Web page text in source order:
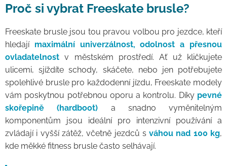
Proč si vybrat Freeskate brusle?
Freeskate brusle jsou tou pravou volbou pro jezdce, kteří
hledají maximální univerzálnost, odolnost a přesnou
ovladatelnost v městském prostředí. Ať už kličkujete
ulicemi, sjíždíte schody, skáčete, nebo jen potřebujete
spolehlivé brusle pro každodenní jízdu, Freeskate modely
vám poskytnou potřebnou oporu a kontrolu. Díky pevné
skořepině (hardboot) a snadno vyměnitelným
komponentům jsou ideální pro intenzivní používání a
zvládají i vyšší zátěž, včetně jezdců sváhou nad 100 kg,
kde měkké fitness brusle často selhávají.